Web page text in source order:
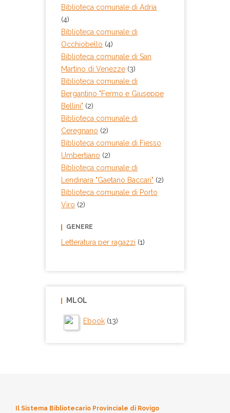
Biblioteca comunale di Adria
(4)
Biblioteca comunale di
Occhiobello (4)
Biblioteca comunale di San
Martino di Venezze (3)
Biblioteca comunale di
Bergantino "Fermo e Giuseppe
Bellini" (2)
Biblioteca comunale di
Ceregnano (2)
Biblioteca comunale di Fiesso
Umbertiano (2)
Biblioteca comunale di
Lendinara "Gaetano Baccari" (2)
Biblioteca comunale di Porto
Viro (2)
GENERE
Letteratura per ragazzi (1)
MLOL
Ebook (13)
Il Sistema Bibliotecario Provinciale di Rovigo